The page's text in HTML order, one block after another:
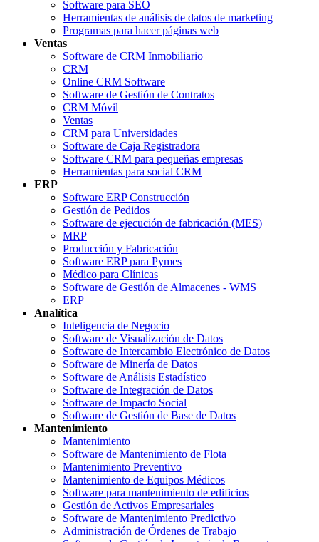
Software para SEO
Herramientas de análisis de datos de marketing
Programas para hacer páginas web
Ventas
Software de CRM Inmobiliario
CRM
Online CRM Software
Software de Gestión de Contratos
CRM Móvil
Ventas
CRM para Universidades
Software de Caja Registradora
Software CRM para pequeñas empresas
Herramientas para social CRM
ERP
Software ERP Construcción
Gestión de Pedidos
Software de ejecución de fabricación (MES)
MRP
Producción y Fabricación
Software ERP para Pymes
Médico para Clínicas
Software de Gestión de Almacenes - WMS
ERP
Analítica
Inteligencia de Negocio
Software de Visualización de Datos
Software de Intercambio Electrónico de Datos
Software de Minería de Datos
Software de Análisis Estadístico
Software de Integración de Datos
Software de Impacto Social
Software de Gestión de Base de Datos
Mantenimiento
Mantenimiento
Software de Mantenimiento de Flota
Mantenimiento Preventivo
Mantenimiento de Equipos Médicos
Software para mantenimiento de edificios
Gestión de Activos Empresariales
Software de Mantenimiento Predictivo
Administración de Órdenes de Trabajo